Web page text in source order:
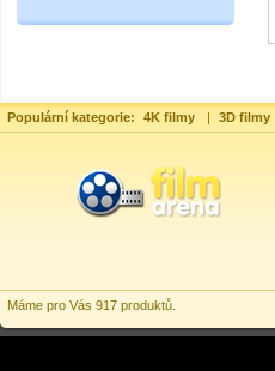
Populární kategorie: 4K filmy | 3D filmy
Máme pro Vás 917 produktů.